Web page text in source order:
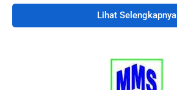
Lihat Selengkapnya